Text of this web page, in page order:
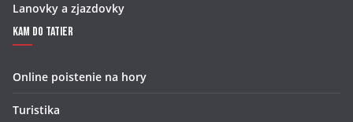
Lanovky a zjazdovky
Kam do Tatier
Online poistenie na hory
Turistika